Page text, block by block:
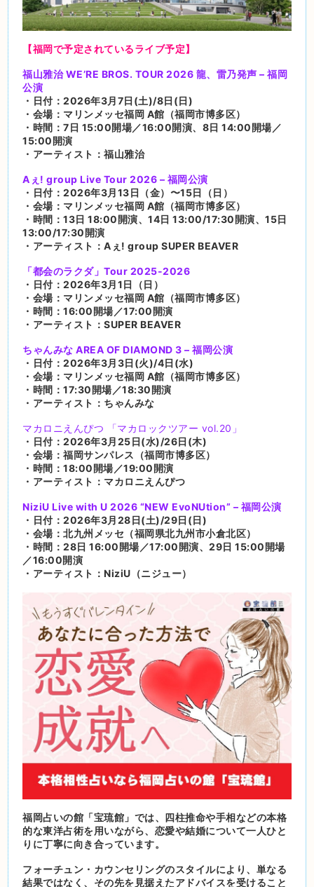
【福岡で予定されているライブ予定】
福山雅治 WE’RE BROS. TOUR 2026 龍、雷乃発声 – 福岡
公演
・日付：2026年3月7日(土)/8日(日)
・会場：マリンメッセ福岡 A館（福岡市博多区）
・時間：7日 15:00開場／16:00開演、8日 14:00開場／
15:00開演
・アーティスト：福山雅治
Aぇ! group Live Tour 2026 – 福岡公演
・日付：2026年3月13日（金）〜15日（日）
・会場：マリンメッセ福岡 A館（福岡市博多区）
・時間：13日 18:00開演、14日 13:00/17:30開演、15日
13:00/17:30開演
・アーティスト：Aぇ! group SUPER BEAVER
「都会のラクダ」Tour 2025-2026
・日付：2026年3月1日（日）
・会場：マリンメッセ福岡 A館（福岡市博多区）
・時間：16:00開場／17:00開演
・アーティスト：SUPER BEAVER
ちゃんみな AREA OF DIAMOND 3 – 福岡公演
・日付：2026年3月3日(火)/4日(水)
・会場：マリンメッセ福岡 A館（福岡市博多区）
・時間：17:30開場／18:30開演
・アーティスト：ちゃんみな
マカロニえんぴつ 「マカロックツアー vol.20」
・日付：2026年3月25日(水)/26日(木)
・会場：福岡サンパレス（福岡市博多区）
・時間：18:00開場／19:00開演
・アーティスト：マカロニえんぴつ
NiziU Live with U 2026 “NEW EvoNUtion” – 福岡公演
・日付：2026年3月28日(土)/29日(日)
・会場：北九州メッセ（福岡県北九州市小倉北区）
・時間：28日 16:00開場／17:00開演、29日 15:00開場
／16:00開演
・アーティスト：NiziU（ニジュー）
福岡占いの館「宝琉館」では、四柱推命や手相などの本格
的な東洋占術を用いながら、恋愛や結婚について一人ひと
りに丁寧に向き合っています。
フォーチュン・カウンセリングのスタイルにより、単なる
結果ではなく、その先を見据えたアドバイスを受けること